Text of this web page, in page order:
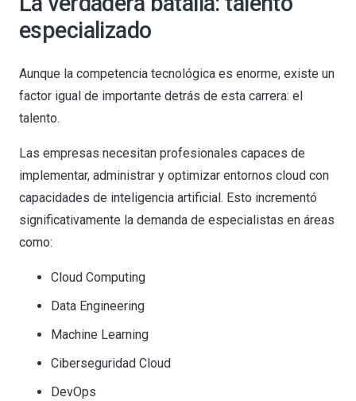
especializado
Aunque la competencia tecnológica es enorme, existe un
factor igual de importante detrás de esta carrera: el
talento.
Las empresas necesitan profesionales capaces de
implementar, administrar y optimizar entornos cloud con
capacidades de inteligencia artificial. Esto incrementó
significativamente la demanda de especialistas en áreas
como:
Cloud Computing
Data Engineering
Machine Learning
Ciberseguridad Cloud
DevOps